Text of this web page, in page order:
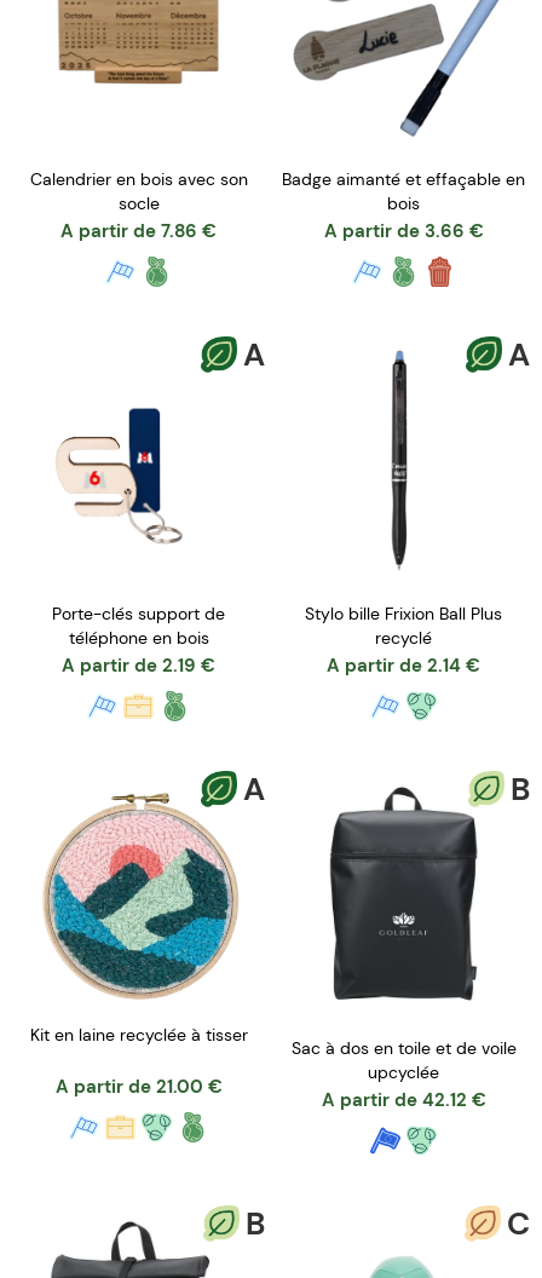
Calendrier en bois avec son
socle
A partir de 7.86 €
Badge aimanté et effaçable en
bois
A partir de 3.66 €
A
Porte-clés support de
téléphone en bois
A partir de 2.19 €
A
Stylo bille Frixion Ball Plus
recyclé
A partir de 2.14 €
A
Kit en laine recyclée à tisser
A partir de 21.00 €
B
Sac à dos en toile et de voile
upcyclée
A partir de 42.12 €
B C